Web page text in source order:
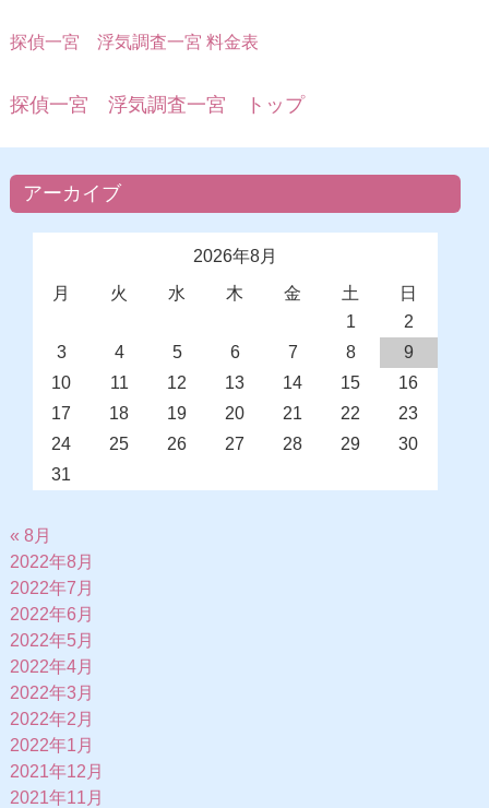
探偵一宮 浮気調査一宮 料金表
探偵一宮 浮気調査一宮 トップ
アーカイブ
2026年8月
月
火 水 木 金 土
日
1
2
3
4 5 6 7 8
9
10
11 12 13 14 15
16
17
18 19 20 21 22
23
24
25 26 27 28 29
30
31
« 8月
2022年8月
2022年7月
2022年6月
2022年5月
2022年4月
2022年3月
2022年2月
2022年1月
2021年12月
2021年11月